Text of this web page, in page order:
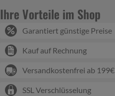
Ihre Vorteile im Shop
Garantiert günstige Preise
Kauf auf Rechnung
Versandkostenfrei ab 199€
SSL Verschlüsselung